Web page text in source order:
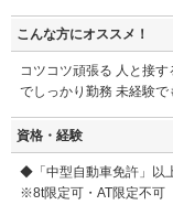
こんな方にオススメ！
コツコツ頑張る 人と接
でしっかり勤務 未経験で
資格・経験
◆「中型自動車免許」以
※8t限定可・AT限定不可